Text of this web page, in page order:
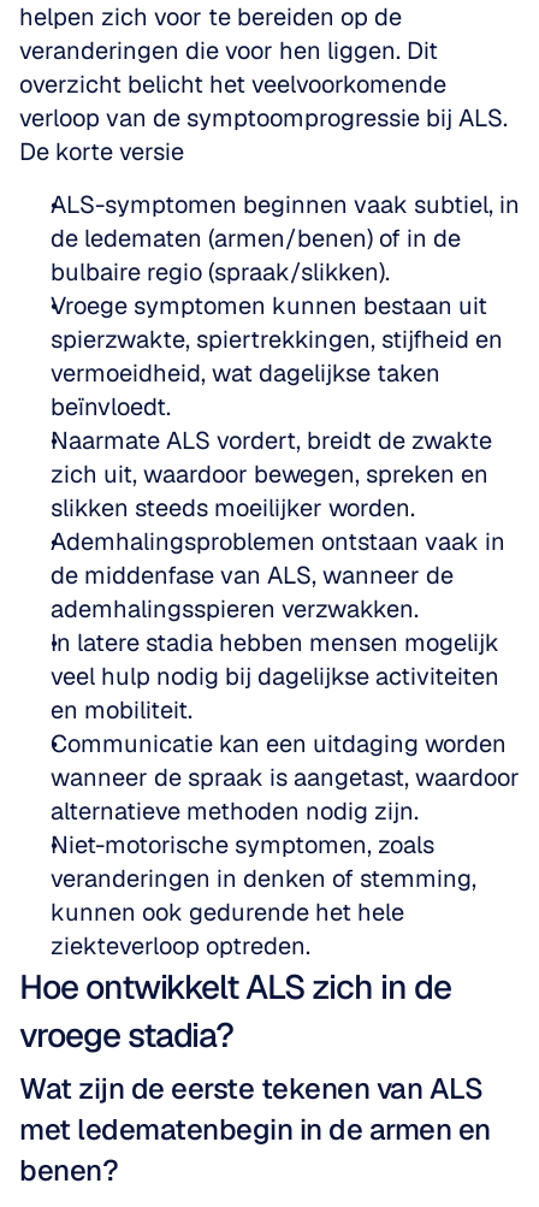
helpen zich voor te bereiden op de
veranderingen die voor hen liggen. Dit
overzicht belicht het veelvoorkomende
verloop van de symptoomprogressie bij ALS.
De korte versie
ALS-symptomen beginnen vaak subtiel, in
de ledematen (armen/benen) of in de
bulbaire regio (spraak/slikken).
Vroege symptomen kunnen bestaan uit
spierzwakte, spiertrekkingen, stijfheid en
vermoeidheid, wat dagelijkse taken
beïnvloedt.
Naarmate ALS vordert, breidt de zwakte
zich uit, waardoor bewegen, spreken en
slikken steeds moeilijker worden.
Ademhalingsproblemen ontstaan vaak in
de middenfase van ALS, wanneer de
ademhalingsspieren verzwakken.
In latere stadia hebben mensen mogelijk
veel hulp nodig bij dagelijkse activiteiten
en mobiliteit.
Communicatie kan een uitdaging worden
wanneer de spraak is aangetast, waardoor
alternatieve methoden nodig zijn.
Niet-motorische symptomen, zoals
veranderingen in denken of stemming,
kunnen ook gedurende het hele
ziekteverloop optreden.
Hoe ontwikkelt ALS zich in de
vroege stadia?
Wat zijn de eerste tekenen van ALS
met ledematenbegin in de armen en
benen?